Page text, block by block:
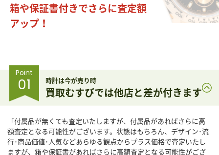
箱や保証書付きでさらに査定額
アップ！
Point
01 時計は今が売り時
買取むすびでは他店と差が付きます
「付属品が無くても査定いたしますが、付属品があればさらに高
額査定となる可能性がございます。状態はもちろん、デザイン･流
行･商品価値･人気などあらゆる観点からプラス価格で査定いたし
ますが、箱や保証書があればさらに高額査定となる可能性がござ